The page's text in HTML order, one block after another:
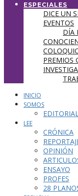
ESPECIALES
DICE UN
EVENTOS
DÍA
PREMIOS
INICIO
SOMOS
LEE
CRÓNICA
OPINIÓN
ENSAYO
PROFES
28